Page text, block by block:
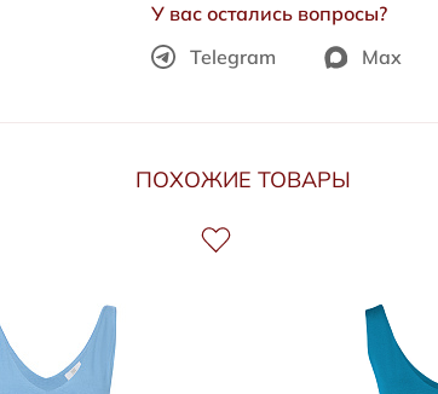
У вас остались вопросы?
Telegram
Max
ПОХОЖИЕ ТОВАРЫ